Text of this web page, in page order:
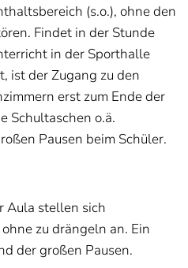
(s.o.), ohne den
Findet in der Stunde
in der Sporthalle
ist der Zugang zu den
erst zum Ende der
Schultaschen o.ä.
Pausen beim Schüler.
Aula stellen sich
zu drängeln an. Ein
der großen Pausen.